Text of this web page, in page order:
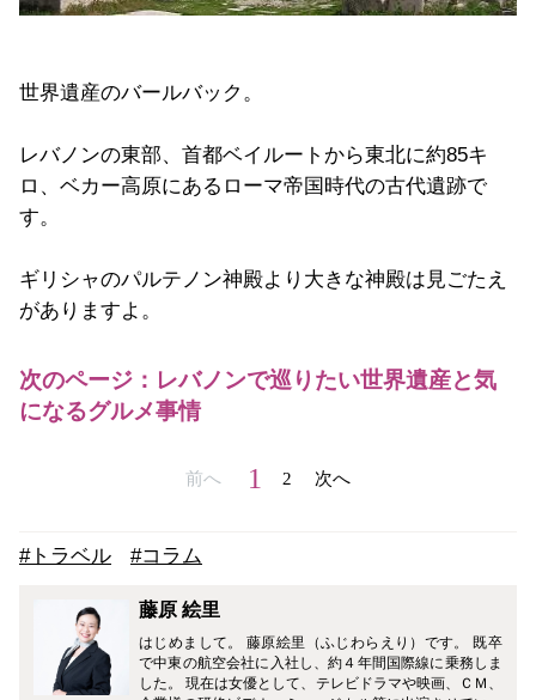
世界遺産のバールバック。
レバノンの東部、首都ベイルートから東北に約85キ
ロ、ベカー高原にあるローマ帝国時代の古代遺跡で
す。
ギリシャのパルテノン神殿より大きな神殿は見ごたえ
がありますよ。
次のページ：レバノンで巡りたい世界遺産と気
になるグルメ事情
前へ 1 2 次へ
#トラベル #コラム
藤原 絵里
はじめまして。 藤原絵里（ふじわらえり）です。 既卒
で中東の航空会社に入社し、約４年間国際線に乗務しま
した。 現在は女優として、テレビドラマや映画、ＣＭ、